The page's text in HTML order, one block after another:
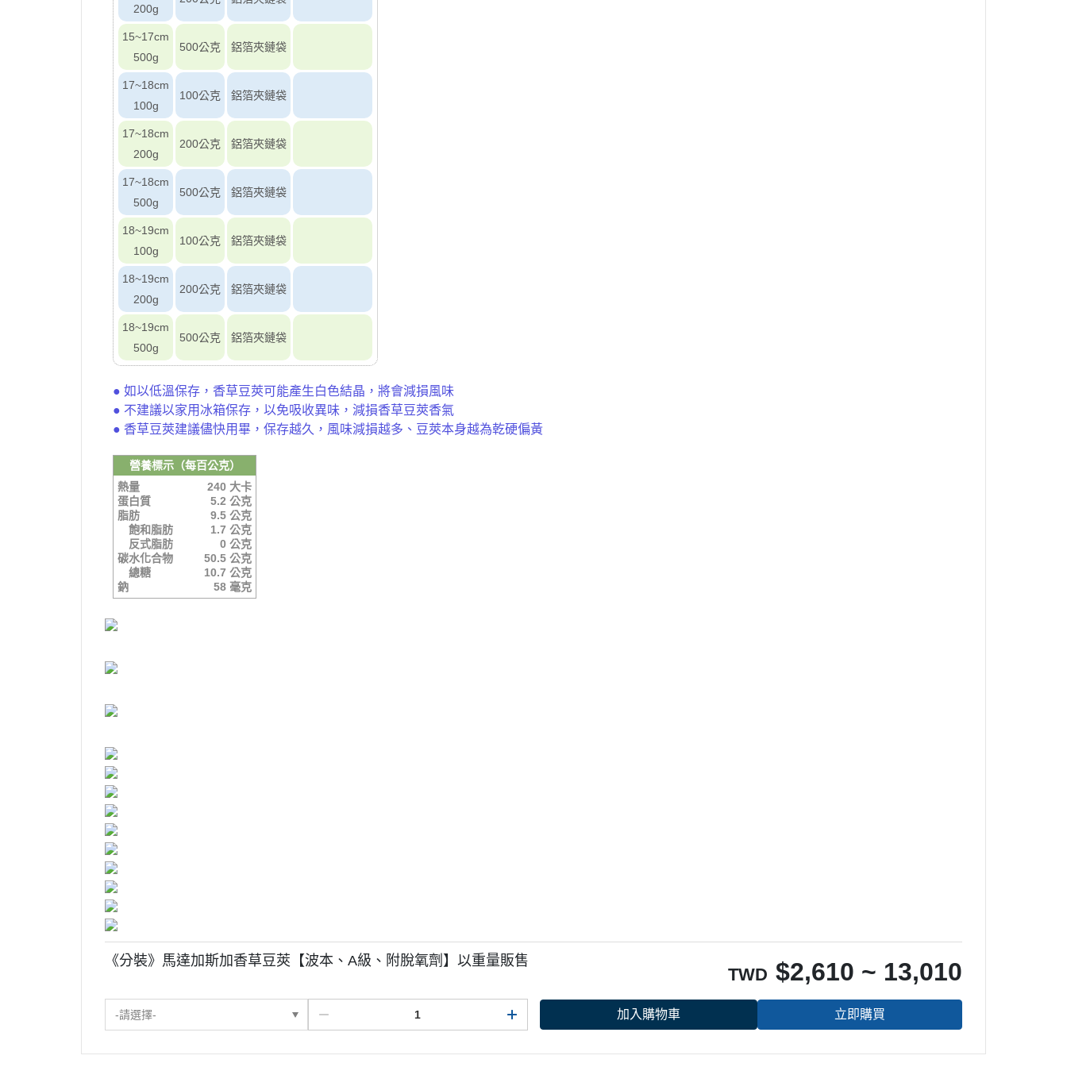
200g
15~17cm
500g
500公克 鋁箔夾鏈袋
17~18cm
100g
100公克 鋁箔夾鏈袋
17~18cm
200g
200公克 鋁箔夾鏈袋
17~18cm
500g
500公克 鋁箔夾鏈袋
18~19cm
100g
100公克 鋁箔夾鏈袋
18~19cm
200g
200公克 鋁箔夾鏈袋
18~19cm
500g
500公克 鋁箔夾鏈袋
● 如以低溫保存，香草豆莢可能產生白色結晶，將會減損風味
● 不建議以家用冰箱保存，以免吸收異味，減損香草豆莢香氣
● 香草豆莢建議儘快用畢，保存越久，風味減損越多、豆莢本身越為乾硬偏黃
營養標示（每百公克）
熱量
240 大卡
蛋白質
5.2 公克
脂肪
9.5 公克
飽和脂肪
1.7 公克
反式脂肪
0 公克
碳水化合物
50.5 公克
總糖
10.7 公克
鈉
58 毫克
《分裝》馬達加斯加香草豆莢【波本、A級、附脫氧劑】以重量販售
TWD $2,610 ~ 13,010
-請選擇- 加入購物車 立即購買